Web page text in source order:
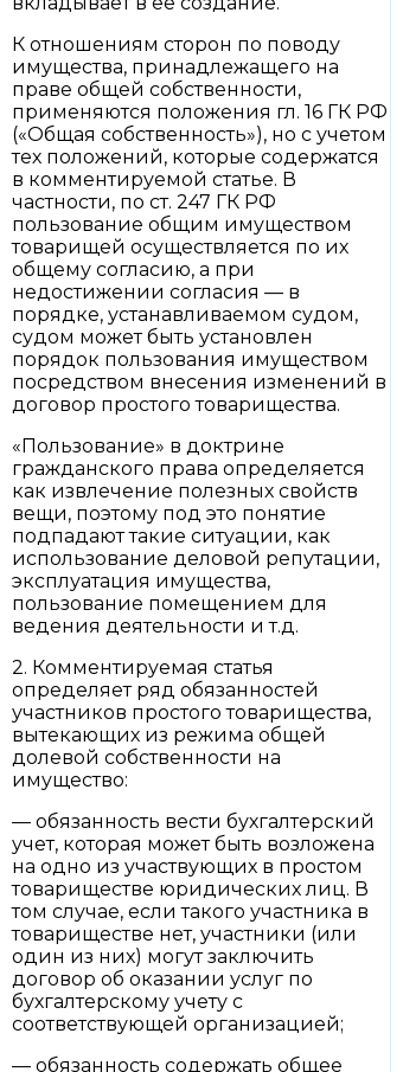
К отношениям сторон по поводу
имущества, принадлежащего на
праве общей собственности,
применяются положения гл. 16 ГК РФ
(«Общая собственность»), но с учетом
тех положений, которые содержатся
в комментируемой статье. В
частности, по ст. 247 ГК РФ
пользование общим имуществом
товарищей осуществляется по их
общему согласию, а при
недостижении согласия — в
порядке, устанавливаемом судом,
судом может быть установлен
порядок пользования имуществом
посредством внесения изменений в
договор простого товарищества.
«Пользование» в доктрине
гражданского права определяется
как извлечение полезных свойств
вещи, поэтому под это понятие
подпадают такие ситуации, как
использование деловой репутации,
эксплуатация имущества,
пользование помещением для
ведения деятельности и т.д.
2. Комментируемая статья
определяет ряд обязанностей
участников простого товарищества,
вытекающих из режима общей
долевой собственности на
имущество:
— обязанность вести бухгалтерский
учет, которая может быть возложена
на одно из участвующих в простом
товариществе юридических лиц. В
том случае, если такого участника в
товариществе нет, участники (или
один из них) могут заключить
договор об оказании услуг по
бухгалтерскому учету с
соответствующей организацией;
— обязанность содержать общее